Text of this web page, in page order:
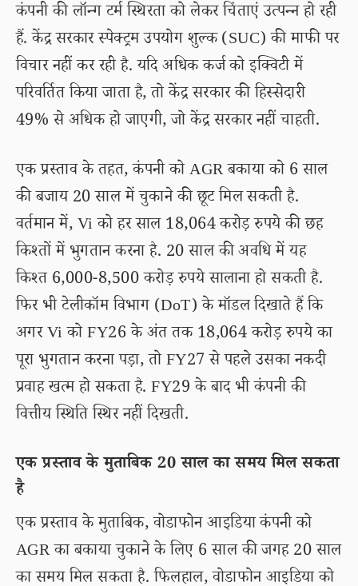
कंपनी की लॉन्ग टर्म स्थिरता को लेकर चिंताएं उत्पन्न हो रही
हैं. केंद्र सरकार स्पेक्ट्रम उपयोग शुल्क (SUC) की माफी पर
विचार नहीं कर रही है. यदि अधिक कर्ज को इक्विटी में
परिवर्तित किया जाता है, तो केंद्र सरकार की हिस्सेदारी
49% से अधिक हो जाएगी, जो केंद्र सरकार नहीं चाहती.
एक प्रस्ताव के तहत, कंपनी को AGR बकाया को 6 साल
की बजाय 20 साल में चुकाने की छूट मिल सकती है.
वर्तमान में, Vi को हर साल 18,064 करोड़ रुपये की छह
किश्तों में भुगतान करना है. 20 साल की अवधि में यह
किश्त 6,000-8,500 करोड़ रुपये सालाना हो सकती है.
फिर भी टेलीकॉम विभाग (DoT) के मॉडल दिखाते हैं कि
अगर Vi को FY26 के अंत तक 18,064 करोड़ रुपये का
पूरा भुगतान करना पड़ा, तो FY27 से पहले उसका नकदी
प्रवाह खत्म हो सकता है. FY29 के बाद भी कंपनी की
वित्तीय स्थिति स्थिर नहीं दिखती.
एक प्रस्ताव के मुताबिक 20 साल का समय मिल सकता
है
एक प्रस्ताव के मुताबिक, वोडाफोन आइडिया कंपनी को
AGR का बकाया चुकाने के लिए 6 साल की जगह 20 साल
का समय मिल सकता है. फिलहाल, वोडाफोन आइडिया को